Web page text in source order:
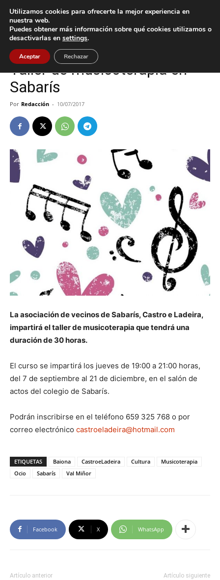
Inicio Baiona
Baiona Cultura / Ocio
Taller de musicoterapia en
Sabarís
Por Redacción - 10/07/2017
La asociación de vecinos de Sabarís, Castro e Ladeira,
impartirá el taller de musicoterapia que tendrá una
duración de 30 horas.
El curso se impartirá los jueves de 19:00 a 21:00 horas,
del 7 de septiembre al 21 de diciembre, en el salón de
actos del colegio de Sabarís.
Podrán inscribirse en el teléfono 659 325 768 o por
correo electrónico castroeladeira@hotmail.com
ETIQUETAS Baiona CastroeLadeira Cultura
Musicoterapia
Ocio
Sabarís Val Miñor
Facebook X WhatsApp
Artículo anterior Artículo siguiente
Utilizamos cookies para ofrecerte la mejor experiencia en
nuestra web.
Puedes obtener más información sobre qué cookies utilizamos o
desactivarlas en settings.
Aceptar Rechazar